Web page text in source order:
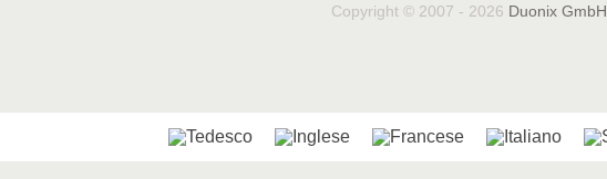
Copyright © 2007 - 2026 Duonix GmbH